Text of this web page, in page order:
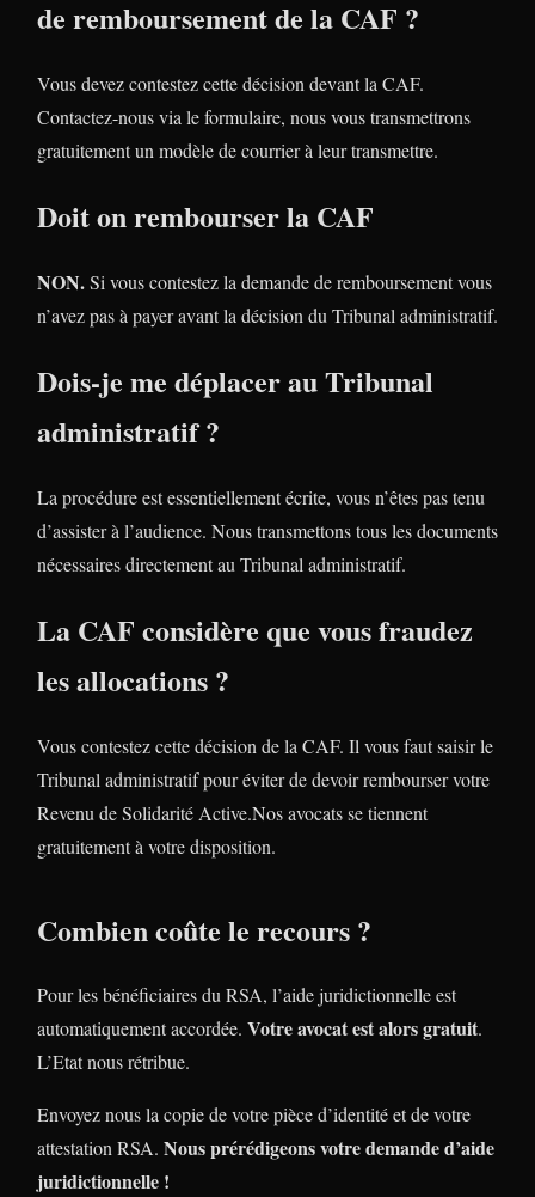
de remboursement de la CAF ?
Vous devez contestez cette décision devant la CAF.
Contactez-nous via le formulaire, nous vous transmettrons
gratuitement un modèle de courrier à leur transmettre.
Doit on rembourser la CAF
NON.Si vous contestez la demande de remboursement vous
n’avez pas à payer avant la décision du Tribunal administratif.
Dois-je me déplacer au Tribunal
administratif ?
La procédure est essentiellement écrite, vous n’êtes pas tenu
d’assister à l’audience. Nous transmettons tous les documents
nécessaires directement au Tribunal administratif.
La CAF considère que vous fraudez
les allocations ?
Vous contestez cette décision de la CAF. Il vous faut saisir le
Tribunal administratif pour éviter de devoir rembourser votre
Revenu de Solidarité Active.Nos avocats se tiennent
gratuitement à votre disposition.
Combien coûte le recours ?
Pour les bénéficiaires du RSA, l’aide juridictionnelle est
automatiquement accordée. Votre avocat est alors gratuit.
L’Etat nous rétribue.
Envoyez nous la copie de votre pièce d’identité et de votre
attestation RSA. Nous prérédigeons votre demande d’aide
juridictionnelle !